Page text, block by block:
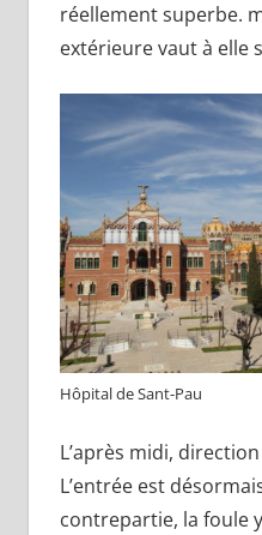
réellement superbe.
extérieure vaut à elle
Hôpital de Sant-Pau
L’après midi,
L’entrée est
contrepartie, la foule